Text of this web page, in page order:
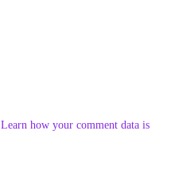
Learn how your comment data is